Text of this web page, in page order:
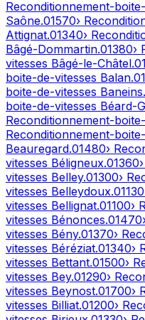
Reconditionnement-
Saône.01570›
Attignat.01340›
Bâgé-Dommartin.01380›
vitesses Bâgé-le-Châtel.
boite-de-vitesses Balan.
boite-de-vitesses Baneins.
boite-de-vitesses Béard-
Reconditionnement-
Reconditionnement-
Beauregard.01480›
vitesses Béligneux.01360
vitesses Belley.01300›
vitesses Belleydoux.01130
vitesses Bellignat.01100›
vitesses Bénonces.01470
vitesses Bény.01370›
vitesses Béréziat.01340›
vitesses Bettant.01500›
vitesses Bey.01290›
vitesses Beynost.01700›
vitesses Billiat.01200›